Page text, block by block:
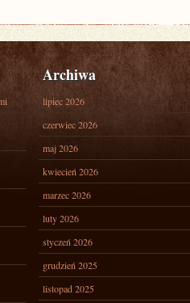
Archiwa
lipiec 2026
czerwiec 2026
maj 2026
kwiecień 2026
marzec 2026
luty 2026
styczeń 2026
grudzień 2025
listopad 2025